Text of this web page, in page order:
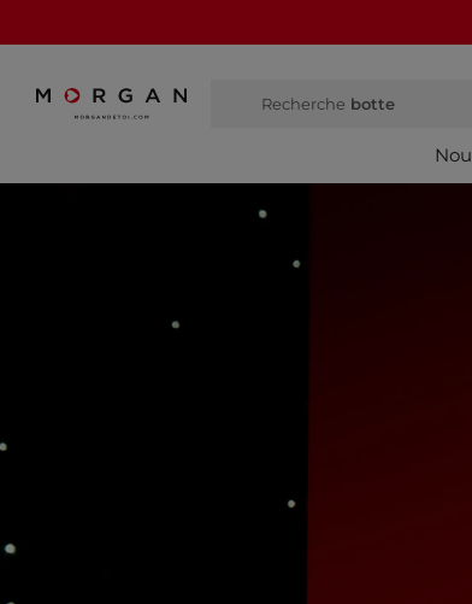
Recherche botte